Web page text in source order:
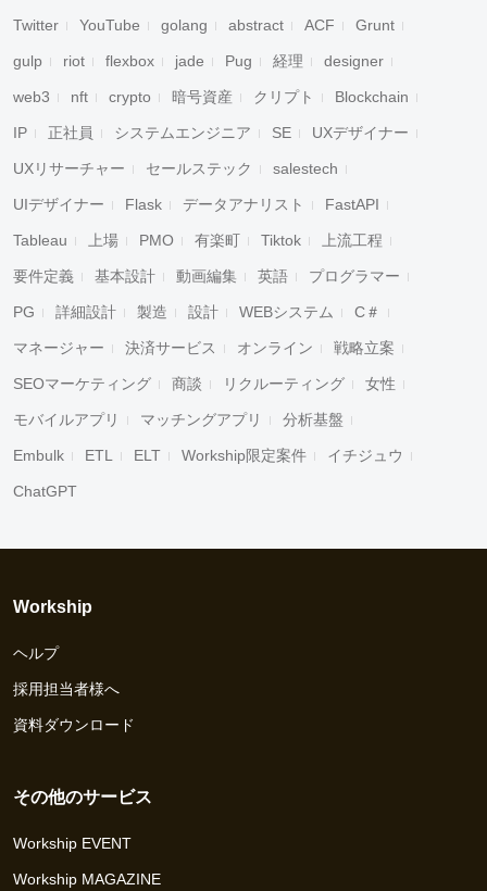
Twitter YouTube golang abstract ACF Grunt
gulp riot flexbox jade Pug 経理 designer
web3 nft crypto 暗号資産 クリプト Blockchain
IP 正社員 システムエンジニア SE UXデザイナー
UXリサーチャー セールステック salestech
UIデザイナー Flask データアナリスト FastAPI
Tableau 上場 PMO 有楽町 Tiktok 上流工程
要件定義 基本設計 動画編集 英語 プログラマー
PG 詳細設計 製造 設計 WEBシステム C＃
マネージャー 決済サービス オンライン 戦略立案
SEOマーケティング 商談 リクルーティング 女性
モバイルアプリ マッチングアプリ 分析基盤
Embulk ETL ELT Workship限定案件 イチジュウ
ChatGPT
Workship
ヘルプ
採用担当者様へ
資料ダウンロード
その他のサービス
Workship EVENT
Workship MAGAZINE